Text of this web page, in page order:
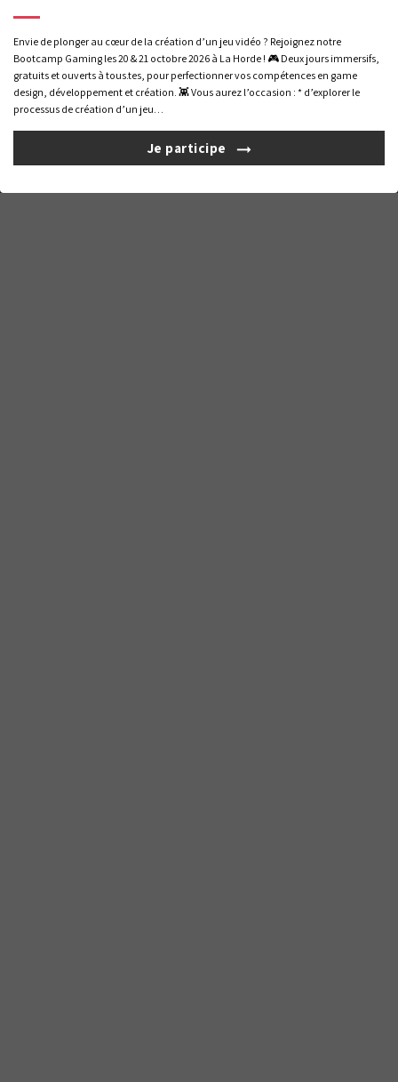
Envie de plonger au cœur de la création d’un jeu vidéo ? Rejoignez notre
Bootcamp Gaming les 20 & 21 octobre 2026 à La Horde ! 🎮 Deux jours immersifs,
gratuits et ouverts à tous.tes, pour perfectionner vos compétences en game
design, développement et création. 👾 Vous aurez l’occasion : * d’explorer le
processus de création d’un jeu…
Je participe
Gérer la confidentialité Mentions légales Formations professionnelles
Livret
d'accueil
Certificat
Qualiopi
contacter pour organiser votre accueil dans les meilleures conditions.
Nous utilisons des cookies pour vous offrir la meilleure expérience
sur notre site. Pour en savoir plus sur les cookies utilisés, gérez
vos
préférences . Pour plus d'informations,
consultez notre
politique de confidentialité
Tout accepter
Tout refuser